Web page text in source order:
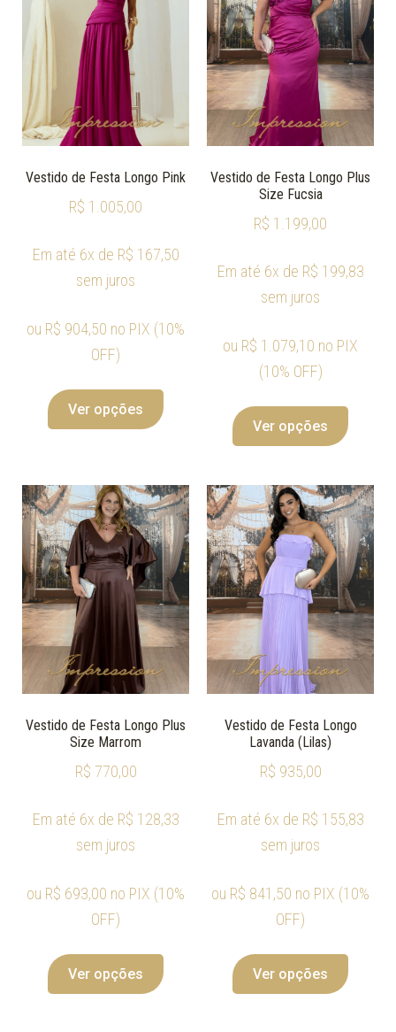
Vestido de Festa Longo Pink
R$ 1.005,00
Em até 6x de R$ 167,50
sem juros
ou R$ 904,50 no PIX (10%
OFF)
Ver opções
Vestido de Festa Longo Plus
Size Fucsia
R$ 1.199,00
Em até 6x de R$ 199,83
sem juros
ou R$ 1.079,10 no PIX
(10% OFF)
Ver opções
Vestido de Festa Longo Plus
Size Marrom
R$ 770,00
Em até 6x de R$ 128,33
sem juros
ou R$ 693,00 no PIX (10%
OFF)
Ver opções
Vestido de Festa Longo
Lavanda (Lilas)
R$ 935,00
Em até 6x de R$ 155,83
sem juros
ou R$ 841,50 no PIX (10%
OFF)
Ver opções